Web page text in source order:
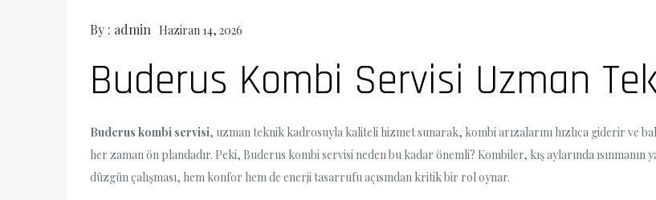
By : admin Haziran 14, 2026
Buderus Kombi Servisi Uzman
Buderus kombi servisi, uzman teknik kadrosuyla kaliteli hizmet sunarak, kombi arızalarını hızlıca giderir ve
her zaman ön plandadır. Peki, Buderus kombi servisi neden bu kadar önemli? Kombiler, kış aylarında ısınmanın
düzgün çalışması, hem konfor hem de enerji tasarrufu açısından kritik bir rol oynar.